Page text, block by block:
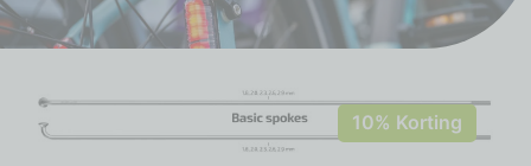
10% Korting